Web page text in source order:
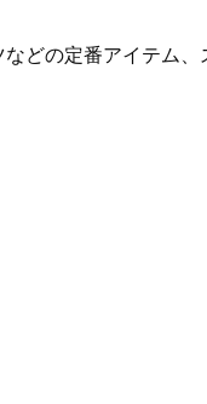
どの定番アイテム